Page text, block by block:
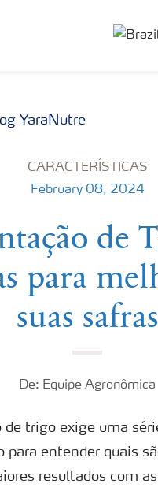
YaraNutre
CARACTERÍSTICAS
February 08, 2024
de
para
suas safras
De: Equipe Agronômica
de trigo exige uma
para entender quais
resultados com